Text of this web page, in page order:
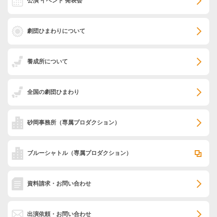
劇団ひまわりについて
養成所について
全国の劇団ひまわり
砂岡事務所 （専属プロダクション）
ブルーシャトル（専属プロダクション）
資料請求・お問い合わせ
出演依頼・お問い合わせ